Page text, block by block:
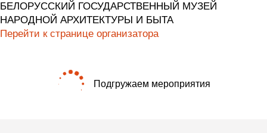
БЕЛОРУССКИЙ ГОСУДАРСТВЕННЫЙ МУЗЕЙ
НАРОДНОЙ АРХИТЕКТУРЫ И БЫТА
Перейти к странице организатора
Подгружаем мероприятия